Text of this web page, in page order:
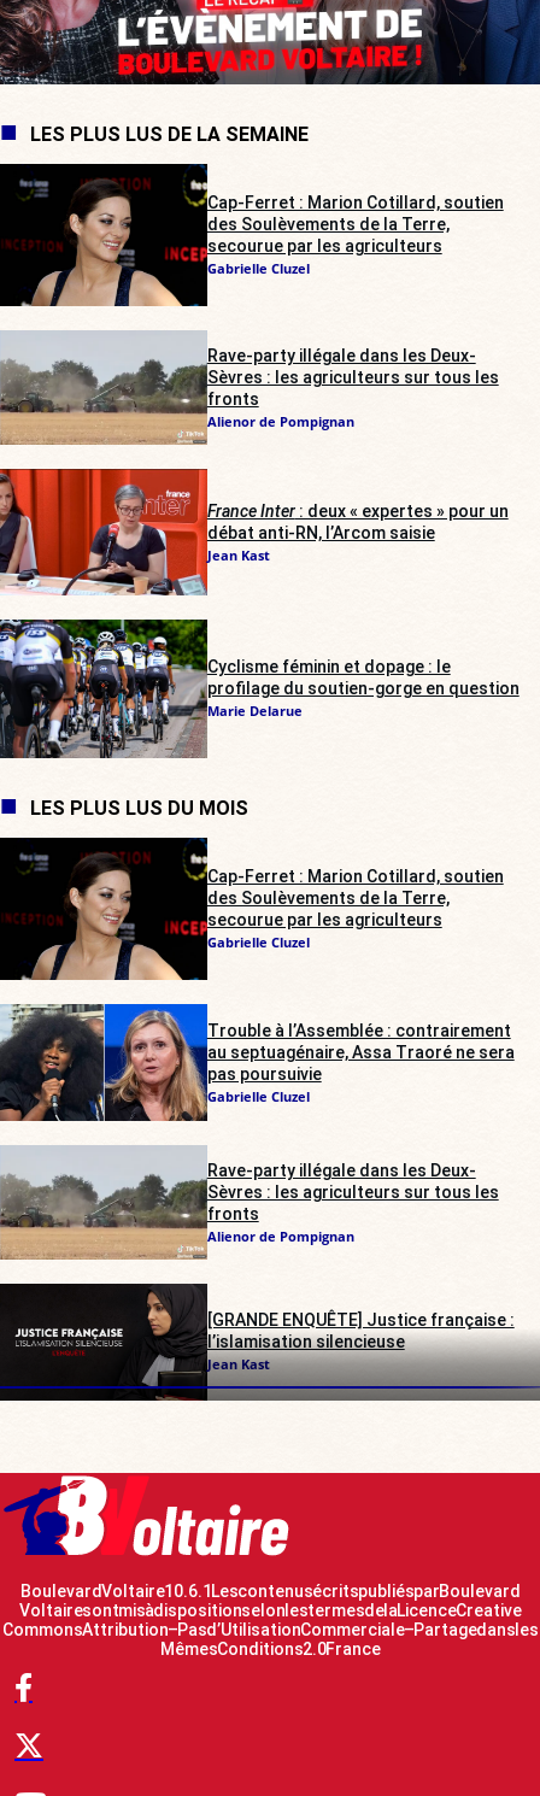
LES PLUS LUS DE LA SEMAINE
Cap-Ferret : Marion Cotillard, soutien
des Soulèvements de la Terre,
secourue par les agriculteurs
Gabrielle Cluzel
Rave-party illégale dans les Deux-
Sèvres : les agriculteurs sur tous les
fronts
Alienor de Pompignan
France Inter: deux « expertes » pour un
débat anti-RN, l’Arcom saisie
Jean Kast
Cyclisme féminin et dopage : le
profilage du soutien-gorge en question
Marie Delarue
LES PLUS LUS DU MOIS
Cap-Ferret : Marion Cotillard, soutien
des Soulèvements de la Terre,
secourue par les agriculteurs
Gabrielle Cluzel
Trouble à l’Assemblée : contrairement
au septuagénaire, Assa Traoré ne sera
pas poursuivie
Gabrielle Cluzel
Rave-party illégale dans les Deux-
Sèvres : les agriculteurs sur tous les
fronts
Alienor de Pompignan
[GRANDE ENQUÊTE] Justice française :
l’islamisation silencieuse
Jean Kast
Boulevard Voltaire 10.6.1 Les contenus écrits publiés par Boulevard
Voltaire sont mis à disposition selon les termes de la Licence Creative
Commons Attribution – Pas d’Utilisation Commerciale – Partage dans les
Mêmes Conditions 2.0 France